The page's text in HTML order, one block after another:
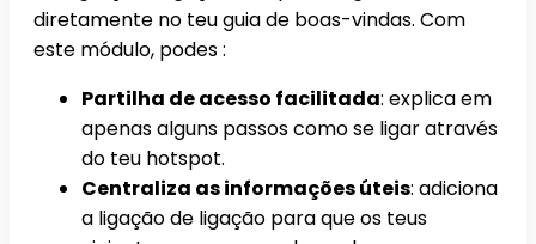
diretamente no teu guia de boas-vindas. Com
este módulo, podes :
Partilha de acesso facilitada: explica em
apenas alguns passos como se ligar através
do teu hotspot.
Centraliza as informações úteis: adiciona
a ligação de ligação para que os teus